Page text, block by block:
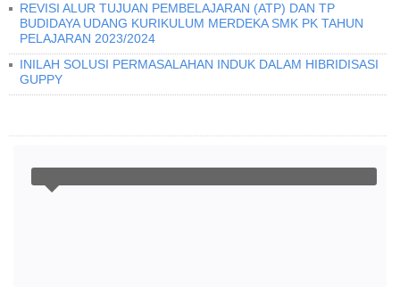
REVISI ALUR TUJUAN PEMBELAJARAN (ATP) DAN TP
BUDIDAYA UDANG KURIKULUM MERDEKA SMK PK TAHUN
PELAJARAN 2023/2024
INILAH SOLUSI PERMASALAHAN INDUK DALAM HIBRIDISASI
GUPPY